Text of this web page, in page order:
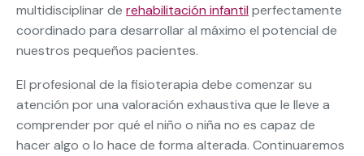
multidisciplinar de rehabilitación infantil perfectamente
coordinado para desarrollar al máximo el potencial de
nuestros pequeños pacientes.
El profesional de la fisioterapia debe comenzar su
atención por una valoración exhaustiva que le lleve a
comprender por qué el niño o niña no es capaz de
hacer algo o lo hace de forma alterada. Continuaremos